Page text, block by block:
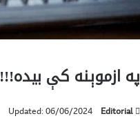
په ازموېنه کې بیده!!!
Editorial
Updated: 06/06/2024